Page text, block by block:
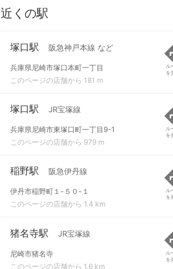
近くの駅
塚口駅 阪急神戸本線 など
兵庫県尼崎市塚口本町一丁目
このページの店舗から 181 m
ル
を
塚口駅 JR宝塚線
兵庫県尼崎市東塚口町一丁目9-1
このページの店舗から 979 m
ル
を
稲野駅 阪急伊丹線
伊丹市稲野町１-５０-１
このページの店舗から 1.4 km
ル
を
猪名寺駅 JR宝塚線
尼崎市猪名寺
このページの店舗から 1.6 km
ル
を